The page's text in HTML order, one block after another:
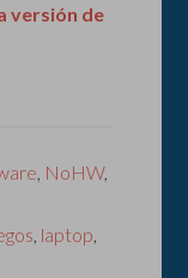
versión de
NoHW,
laptop